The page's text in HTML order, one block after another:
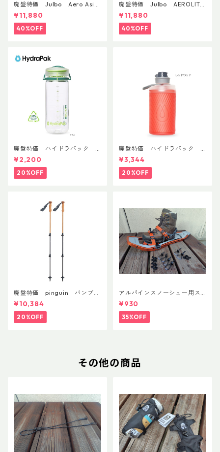
廃盤特価 Julbo Aero Asia
nFit
¥11,880
40%OFF
廃盤特価 Julbo AEROLITE
AsianFit
¥11,880
40%OFF
廃盤特価 ハイドラパック
リーコン ツイスト＆シップ 50
0ml
¥2,200
20%OFF
廃盤特価 ハイドラパック
フラックス 750ml
¥3,344
20%OFF
廃盤特価 pinguin バンブー
FLフォーム(ペア)
¥10,384
20%OFF
アルパインスノーシュー用ス
トラップキャッチ(ペア)
¥930
35%OFF
その他の商品